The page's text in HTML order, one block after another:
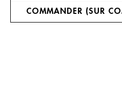
COMMANDER (SUR